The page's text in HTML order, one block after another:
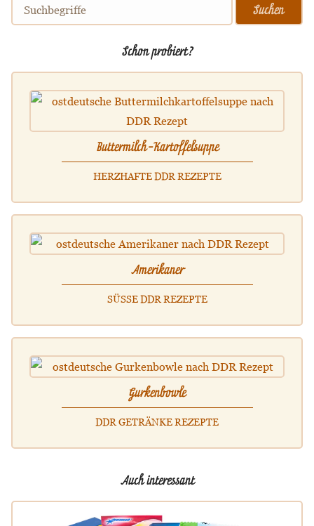
Schon probiert?
Buttermilch-Kartoffelsuppe
HERZHAFTE DDR REZEPTE
Amerikaner
SÜSSE DDR REZEPTE
Gurkenbowle
DDR GETRÄNKE REZEPTE
Auch interessant